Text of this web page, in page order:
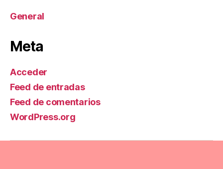
General
Meta
Acceder
Feed de entradas
Feed de comentarios
WordPress.org